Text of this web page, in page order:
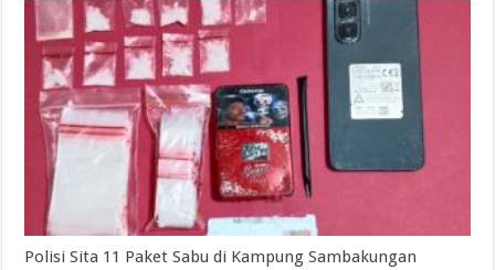
Polisi Sita 11 Paket Sabu di Kampung Sambakungan